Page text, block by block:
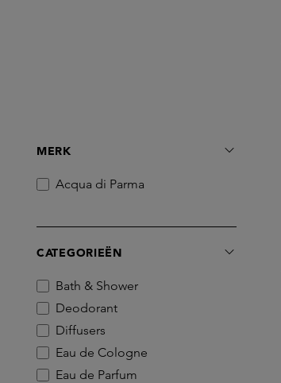
MERK
Acqua di Parma
CATEGORIEËN
Bath & Shower
Deodorant
Diffusers
Eau de Cologne
Eau de Parfum